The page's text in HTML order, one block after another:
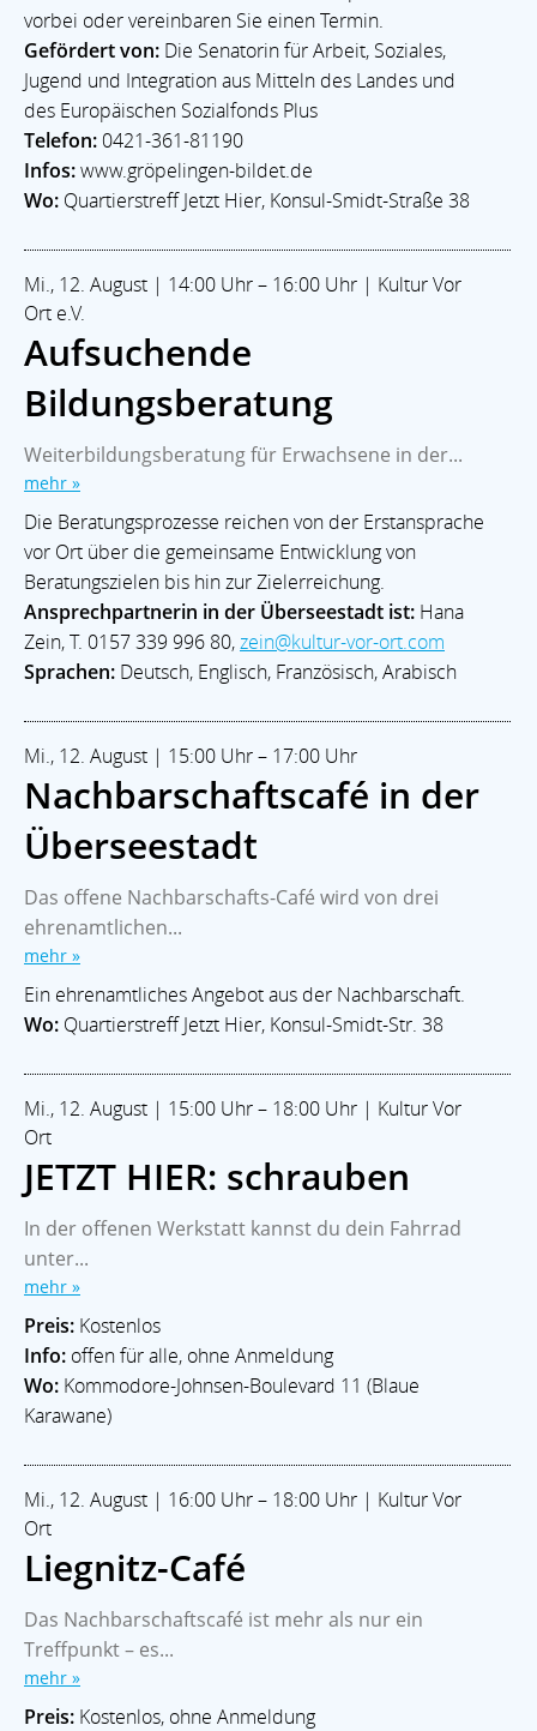
vorbei oder vereinbaren Sie einen Termin.
Gefördert von: Die Senatorin für Arbeit, Soziales,
Jugend und Integration aus Mitteln des Landes und
des Europäischen Sozialfonds Plus
Telefon: 0421-361-81190
Infos:www.gröpelingen-bildet.de
Wo: Quartierstreff Jetzt Hier, Konsul-Smidt-Straße 38
Mi., 12. August | 14:00 Uhr – 16:00 Uhr | Kultur Vor
Ort e.V.
Aufsuchende
Bildungsberatung
Weiterbildungsberatung für Erwachsene in der...
mehr »
Die Beratungsprozesse reichen von der Erstansprache
vor Ort über die gemeinsame Entwicklung von
Beratungszielen bis hin zur Zielerreichung.
Ansprechpartnerin in der Überseestadt ist: Hana
Zein, T. 0157 339 996 80,zein@kultur-vor-ort.com
Sprachen: Deutsch, Englisch, Französisch, Arabisch
Mi., 12. August | 15:00 Uhr – 17:00 Uhr
Nachbarschaftscafé in der
Überseestadt
Das offene Nachbarschafts-Café wird von drei
ehrenamtlichen...
mehr »
Ein ehrenamtliches Angebot aus der Nachbarschaft.
Wo: Quartierstreff Jetzt Hier, Konsul-Smidt-Str. 38
Mi., 12. August | 15:00 Uhr – 18:00 Uhr | Kultur Vor
Ort
JETZT HIER: schrauben
In der offenen Werkstatt kannst du dein Fahrrad
unter...
mehr »
Preis: Kostenlos
Info: offen für alle, ohne Anmeldung
Wo: Kommodore-Johnsen-Boulevard 11 (Blaue
Karawane)
Mi., 12. August | 16:00 Uhr – 18:00 Uhr | Kultur Vor
Ort
Liegnitz-Café
Das Nachbarschaftscafé ist mehr als nur ein
Treffpunkt – es...
mehr »
Preis: Kostenlos, ohne Anmeldung